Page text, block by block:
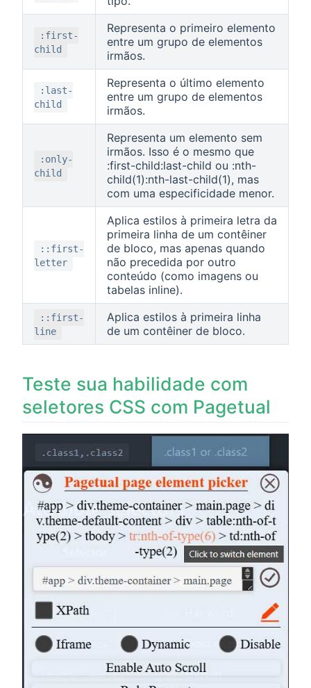
:first-
child
Representa o primeiro elemento
entre um grupo de elementos
irmãos.
:last-
child
Representa o último elemento
entre um grupo de elementos
irmãos.
:only-
child
Representa um elemento sem
irmãos. Isso é o mesmo que
:first-child:last-child ou :nth-
child(1):nth-last-child(1), mas
com uma especificidade menor.
::first-
letter
Aplica estilos à primeira letra da
primeira linha de um contêiner
de bloco, mas apenas quando
não precedida por outro
conteúdo (como imagens ou
tabelas inline).
::first-
line
Aplica estilos à primeira linha
de um contêiner de bloco.
Teste sua habilidade com
seletores CSS com Pagetual